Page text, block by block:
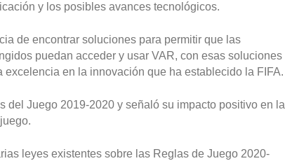
y los posibles avances tecnológicos.
de encontrar soluciones para permitir que las
puedan acceder y usar VAR, con esas soluciones
en la innovación que ha establecido la FIFA.
del Juego 2019-2020 y señaló su impacto positivo en la
leyes existentes sobre las Reglas de Juego 2020-